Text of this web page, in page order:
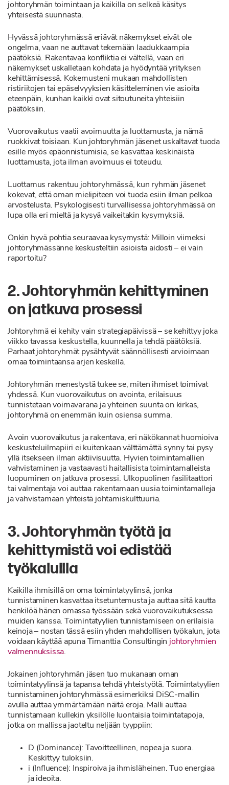
johtoryhmän toimintaan ja kaikilla on selkeä käsitys
yhteisestä suunnasta.
Hyvässä johtoryhmässä eriävät näkemykset eivät ole
ongelma, vaan ne auttavat tekemään laadukkaampia
päätöksiä. Rakentavaa konfliktia ei vältellä, vaan eri
näkemykset uskalletaan kohdata ja hyödyntää yrityksen
kehittämisessä. Kokemusteni mukaan mahdollisten
ristiriitojen tai epäselvyyksien käsitteleminen vie asioita
eteenpäin, kunhan kaikki ovat sitoutuneita yhteisiin
päätöksiin.
Vuorovaikutus vaatii avoimuutta ja luottamusta, ja nämä
ruokkivat toisiaan. Kun johtoryhmän jäsenet uskaltavat tuoda
esille myös epäonnistumisia, se kasvattaa keskinäistä
luottamusta, jota ilman avoimuus ei toteudu.
Luottamus rakentuu johtoryhmässä, kun ryhmän jäsenet
kokevat, että oman mielipiteen voi tuoda esiin ilman pelkoa
arvostelusta. Psykologisesti turvallisessa johtoryhmässä on
lupa olla eri mieltä ja kysyä vaikeitakin kysymyksiä.
Onkin hyvä pohtia seuraavaa kysymystä: Milloin viimeksi
johtoryhmässänne keskusteltiin asioista aidosti – ei vain
raportoitu?
2. Johtoryhmän kehittyminen
on jatkuva prosessi
Johtoryhmä ei kehity vain strategiapäivissä – se kehittyy joka
viikko tavassa keskustella, kuunnella ja tehdä päätöksiä.
Parhaat johtoryhmät pysähtyvät säännöllisesti arvioimaan
omaa toimintaansa arjen keskellä.
Johtoryhmän menestystä tukee se, miten ihmiset toimivat
yhdessä. Kun vuorovaikutus on avointa, erilaisuus
tunnistetaan voimavarana ja yhteinen suunta on kirkas,
johtoryhmä on enemmän kuin osiensa summa.
Avoin vuorovaikutus ja rakentava, eri näkökannat huomioiva
keskusteluilmapiiri ei kuitenkaan välttämättä synny tai pysy
yllä itsekseen ilman aktiivisuutta. Hyvien toimintamallien
vahvistaminen ja vastaavasti haitallisista toimintamalleista
luopuminen on jatkuva prosessi. Ulkopuolinen fasilitaattori
tai valmentaja voi auttaa rakentamaan uusia toimintamalleja
ja vahvistamaan yhteistä johtamiskulttuuria.
3. Johtoryhmän työtä ja
kehittymistä voi edistää
työkaluilla
Kaikilla ihmisillä on oma toimintatyylinsä, jonka
tunnistaminen kasvattaa itsetuntemusta ja auttaa sitä kautta
henkilöä hänen omassa työssään sekä vuorovaikutuksessa
muiden kanssa. Toimintatyylien tunnistamiseen on erilaisia
keinoja – nostan tässä esiin yhden mahdollisen työkalun, jota
voidaan käyttää apuna Timanttia Consultingin johtoryhmien
valmennuksissa.
Jokainen johtoryhmän jäsen tuo mukanaan oman
toimintatyylinsä ja tapansa tehdä yhteistyötä. Toimintatyylien
tunnistaminen johtoryhmässä esimerkiksi DiSC-mallin
avulla auttaa ymmärtämään näitä eroja. Malli auttaa
tunnistamaan kullekin yksilölle luontaisia toimintatapoja,
jotka on mallissa jaoteltu neljään tyyppiin:
D (Dominance): Tavoitteellinen, nopea ja suora.
Keskittyy tuloksiin.
i (Influence): Inspiroiva ja ihmisläheinen. Tuo energiaa
ja ideoita.